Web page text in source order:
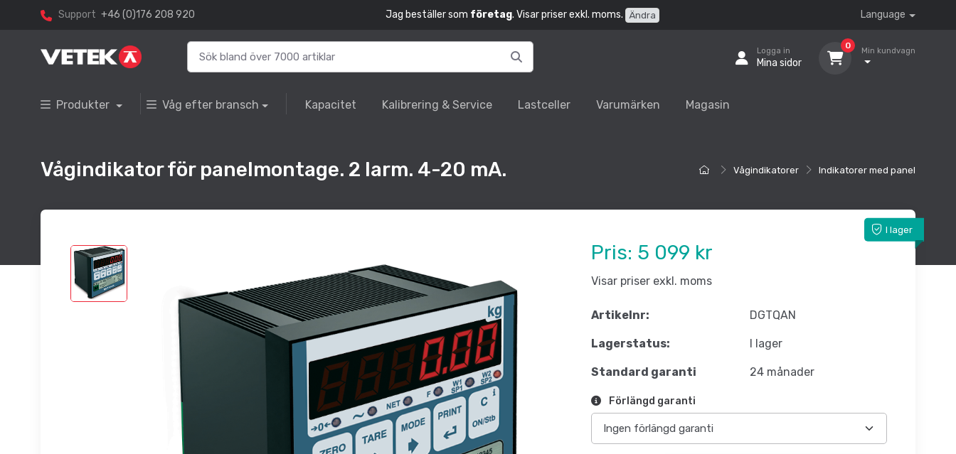
Support +46 (0)176 208 920 Jag beställer som företag. Visar priser exkl. moms. Ändra Language
Logga in
Mina sidor
0
Min kundvagn
Produkter Våg efter bransch Kapacitet Kalibrering & Service Lastceller Varumärken Magasin
Vågindikatorer Indikatorer med panel
Vågindikator för panelmontage. 2 larm. 4-20 mA.
I lager
Pris: 5 099 kr
Visar priser exkl. moms
Artikelnr: DGTQAN
Lagerstatus: I lager
Standard garanti 24 månader
Förlängd garanti